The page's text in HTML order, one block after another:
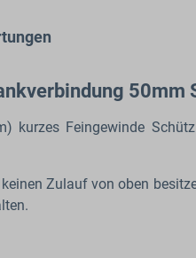
50mm
kurzes Feingewinde
Zulauf von oben